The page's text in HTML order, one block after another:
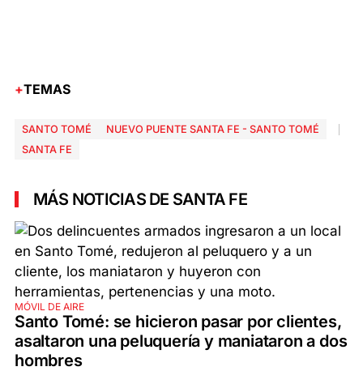
TEMAS
SANTO TOMÉ
NUEVO PUENTE SANTA FE - SANTO TOMÉ
SANTA FE
MÁS NOTICIAS DE SANTA FE
MÓVIL DE AIRE
Santo Tomé: se hicieron pasar por clientes,
asaltaron una peluquería y maniataron a dos
hombres